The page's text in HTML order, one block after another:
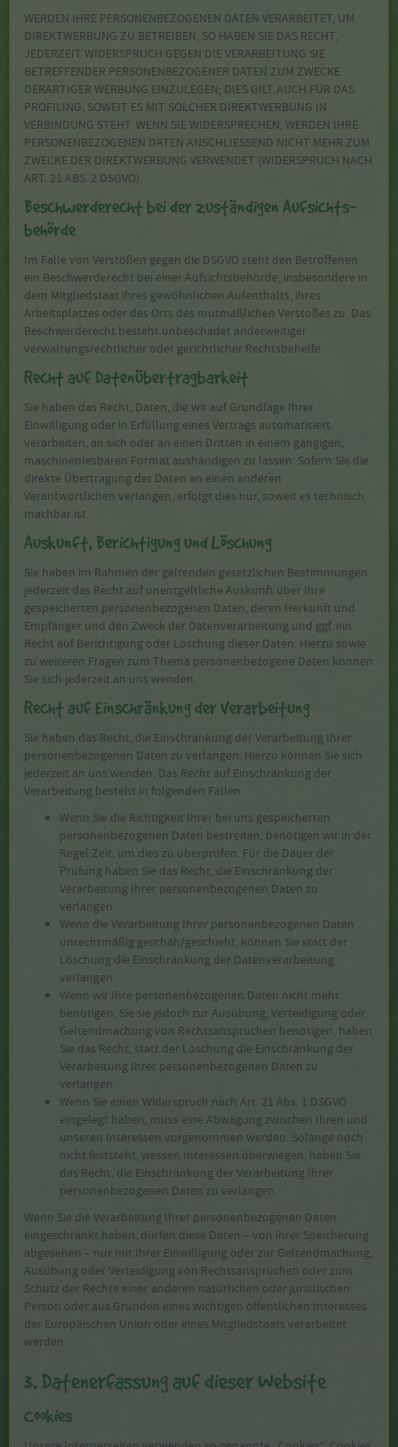
WERDEN IHRE PERSONENBEZOGENEN DATEN VERARBEITET, UM
DIREKTWERBUNG ZU BETREIBEN, SO HABEN SIE DAS RECHT,
JEDERZEIT WIDERSPRUCH GEGEN DIE VERARBEITUNG SIE
BETREFFENDER PERSONENBEZOGENER DATEN ZUM ZWECKE
DERARTIGER WERBUNG EINZULEGEN; DIES GILT AUCH FÜR DAS
PROFILING, SOWEIT ES MIT SOLCHER DIREKTWERBUNG IN
VERBINDUNG STEHT. WENN SIE WIDERSPRECHEN, WERDEN IHRE
PERSONENBEZOGENEN DATEN ANSCHLIESSEND NICHT MEHR ZUM
ZWECKE DER DIREKTWERBUNG VERWENDET (WIDERSPRUCH NACH
ART. 21 ABS. 2 DSGVO).
Beschwerde­recht bei der zuständigen Aufsichts­
behörde
Im Falle von Verstößen gegen die DSGVO steht den Betroffenen
ein Beschwerderecht bei einer Aufsichtsbehörde, insbesondere in
dem Mitgliedstaat ihres gewöhnlichen Aufenthalts, ihres
Arbeitsplatzes oder des Orts des mutmaßlichen Verstoßes zu. Das
Beschwerderecht besteht unbeschadet anderweitiger
verwaltungsrechtlicher oder gerichtlicher Rechtsbehelfe.
Recht auf Daten­übertrag­barkeit
Sie haben das Recht, Daten, die wir auf Grundlage Ihrer
Einwilligung oder in Erfüllung eines Vertrags automatisiert
verarbeiten, an sich oder an einen Dritten in einem gängigen,
maschinenlesbaren Format aushändigen zu lassen. Sofern Sie die
direkte Übertragung der Daten an einen anderen
Verantwortlichen verlangen, erfolgt dies nur, soweit es technisch
machbar ist.
Auskunft, Berichtigung und Löschung
Sie haben im Rahmen der geltenden gesetzlichen Bestimmungen
jederzeit das Recht auf unentgeltliche Auskunft über Ihre
gespeicherten personenbezogenen Daten, deren Herkunft und
Empfänger und den Zweck der Datenverarbeitung und ggf. ein
Recht auf Berichtigung oder Löschung dieser Daten. Hierzu sowie
zu weiteren Fragen zum Thema personenbezogene Daten können
Sie sich jederzeit an uns wenden.
Recht auf Einschränkung der Verarbeitung
Sie haben das Recht, die Einschränkung der Verarbeitung Ihrer
personenbezogenen Daten zu verlangen. Hierzu können Sie sich
jederzeit an uns wenden. Das Recht auf Einschränkung der
Verarbeitung besteht in folgenden Fällen:
Wenn Sie die Richtigkeit Ihrer bei uns gespeicherten
personenbezogenen Daten bestreiten, benötigen wir in der
Regel Zeit, um dies zu überprüfen. Für die Dauer der
Prüfung haben Sie das Recht, die Einschränkung der
Verarbeitung Ihrer personenbezogenen Daten zu
verlangen.
Wenn die Verarbeitung Ihrer personenbezogenen Daten
unrechtmäßig geschah/geschieht, können Sie statt der
Löschung die Einschränkung der Datenverarbeitung
verlangen.
Wenn wir Ihre personenbezogenen Daten nicht mehr
benötigen, Sie sie jedoch zur Ausübung, Verteidigung oder
Geltendmachung von Rechtsansprüchen benötigen, haben
Sie das Recht, statt der Löschung die Einschränkung der
Verarbeitung Ihrer personenbezogenen Daten zu
verlangen.
Wenn Sie einen Widerspruch nach Art. 21 Abs. 1 DSGVO
eingelegt haben, muss eine Abwägung zwischen Ihren und
unseren Interessen vorgenommen werden. Solange noch
nicht feststeht, wessen Interessen überwiegen, haben Sie
das Recht, die Einschränkung der Verarbeitung Ihrer
personenbezogenen Daten zu verlangen.
Wenn Sie die Verarbeitung Ihrer personenbezogenen Daten
eingeschränkt haben, dürfen diese Daten – von ihrer Speicherung
abgesehen – nur mit Ihrer Einwilligung oder zur Geltendmachung,
Ausübung oder Verteidigung von Rechtsansprüchen oder zum
Schutz der Rechte einer anderen natürlichen oder juristischen
Person oder aus Gründen eines wichtigen öffentlichen Interesses
der Europäischen Union oder eines Mitgliedstaats verarbeitet
werden.
3. Datenerfassung auf dieser Website
Cookies